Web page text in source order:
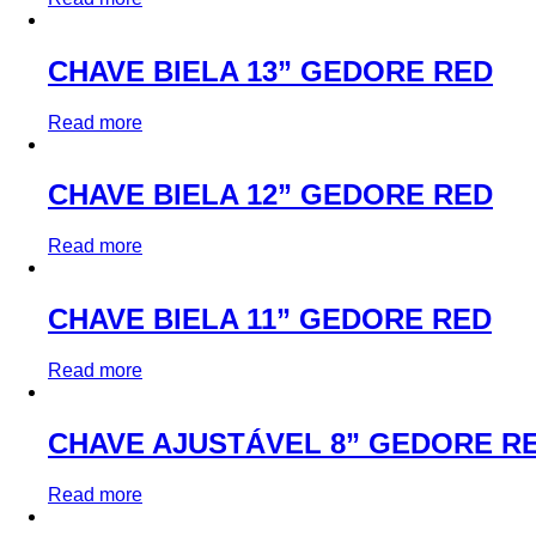
CHAVE BIELA 13” GEDORE RED
Read more
CHAVE BIELA 12” GEDORE RED
Read more
CHAVE BIELA 11” GEDORE RED
Read more
CHAVE AJUSTÁVEL 8” GEDORE
Read more